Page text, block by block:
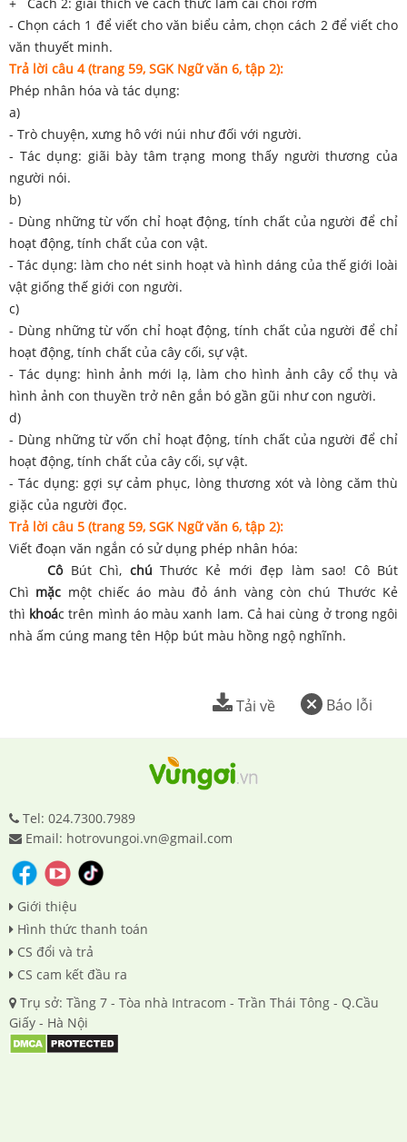
- Chọn cách 1 để viết cho văn biểu cảm, chọn cách 2 để viết cho
văn thuyết minh.
Trả lời câu 4 (trang 59, SGK Ngữ văn 6, tập 2):
Phép nhân hóa và tác dụng:
a)
- Trò chuyện, xưng hô với núi như đối với người.
- Tác dụng: giãi bày tâm trạng mong thấy người thương của
người nói.
b)
- Dùng những từ vốn chỉ hoạt động, tính chất của người để chỉ
hoạt động, tính chất của con vật.
- Tác dụng: làm cho nét sinh hoạt và hình dáng của thế giới loài
vật giống thế giới con người.
c)
- Dùng những từ vốn chỉ hoạt động, tính chất của người để chỉ
hoạt động, tính chất của cây cối, sự vật.
- Tác dụng: hình ảnh mới lạ, làm cho hình ảnh cây cổ thụ và
hình ảnh con thuyền trở nên gắn bó gần gũi như con người.
d)
- Dùng những từ vốn chỉ hoạt động, tính chất của người để chỉ
hoạt động, tính chất của cây cối, sự vật.
- Tác dụng: gợi sự cảm phục, lòng thương xót và lòng căm thù
giặc của người đọc.
Trả lời câu 5 (trang 59, SGK Ngữ văn 6, tập 2):
Viết đoạn văn ngắn có sử dụng phép nhân hóa:
CôBút Chì, chú Thước Kẻ mới đẹp làm sao! Cô Bút
Chì mặc một chiếc áo màu đỏ ánh vàng còn chú Thước Kẻ
thì khoác trên mình áo màu xanh lam. Cả hai cùng ở trong ngôi
nhà ấm cúng mang tên Hộp bút màu hồng ngộ nghĩnh.
Báo lỗi
Tải về
Tel: 024.7300.7989
Email: hotrovungoi.vn@gmail.com
Giới thiệu
Hình thức thanh toán
CS đổi và trả
CS cam kết đầu ra
Trụ sở: Tầng 7 - Tòa nhà Intracom - Trần Thái Tông - Q.Cầu
Giấy - Hà Nội